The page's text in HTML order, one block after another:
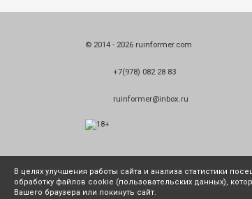
© 2014 - 2026 ruinformer.com
+7(978) 082 28 83
ruinformer@inbox.ru
В целях улучшения работы сайта и анализа статистики
обработку файлов cookie (пользовательских данных),
Вашего браузера или покинуть сайт.